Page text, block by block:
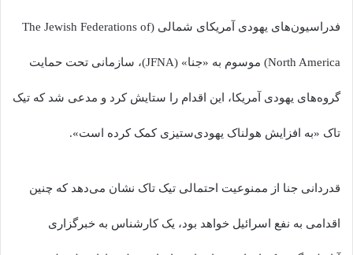
فدراسیون‌های یهودی آمریکای شمالی (The Jewish Federations of
North America) موسوم به «جنا» (JFNA)، سازمانی تحت حمایت
گروه‌های یهودی آمریکا، این اقدام را ستایش کرد و مدعی شد که تیک
تاک «به افزایش هولناک یهودی‌ستیزی کمک کرده است».
قدردانی جنا از ممنوعیت احتمالی تیک تاک نشان می‌دهد که چنین
اقدامی به نفع اسرائیل خواهد بود، یک کارشناس به خبرگزاری